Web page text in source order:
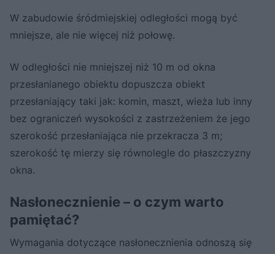
W zabudowie śródmiejskiej odległości mogą być
mniejsze, ale nie więcej niż połowę.
W odległości nie mniejszej niż 10 m od okna
przesłanianego obiektu dopuszcza obiekt
przesłaniający taki jak: komin, maszt, wieża lub inny
bez ograniczeń wysokości z zastrzeżeniem że jego
szerokość przesłaniająca nie przekracza 3 m;
szerokość tę mierzy się równolegle do płaszczyzny
okna.
Nasłonecznienie – o czym warto
pamiętać?
Wymagania dotyczące nasłonecznienia odnoszą się